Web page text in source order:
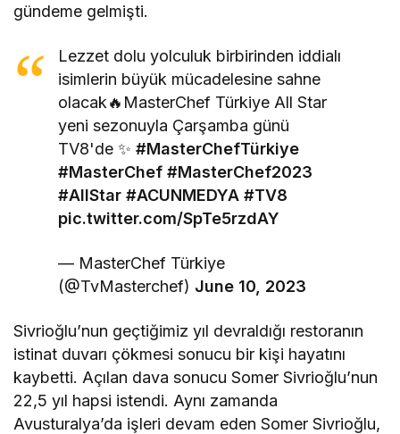
gündeme gelmişti.
Lezzet dolu yolculuk birbirinden iddialı
isimlerin büyük mücadelesine sahne
olacak🔥MasterChef Türkiye All Star
yeni sezonuyla Çarşamba günü
TV8'de ✨#MasterChefTürkiye
#MasterChef #MasterChef2023
#AllStar #ACUNMEDYA #TV8
pic.twitter.com/SpTe5rzdAY
— MasterChef Türkiye
(@TvMasterchef) June 10, 2023
Sivrioğlu’nun geçtiğimiz yıl devraldığı restoranın
istinat duvarı çökmesi sonucu bir kişi hayatını
kaybetti. Açılan dava sonucu Somer Sivrioğlu’nun
22,5 yıl hapsi istendi. Aynı zamanda
Avusturalya’da işleri devam eden Somer Sivrioğlu,